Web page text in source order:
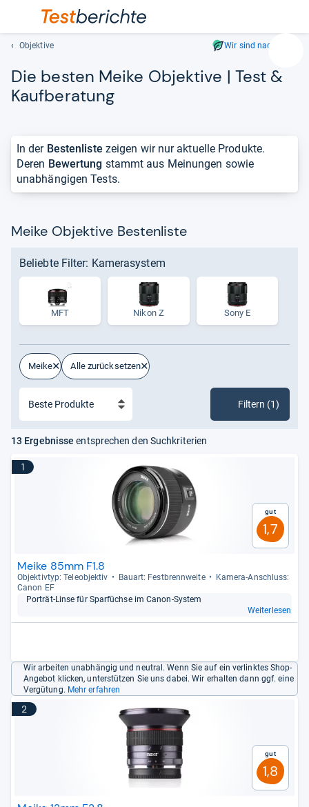
Geben
Objektive Wir sind nachhaltig
Die bes­ten Meike Objek­tive | Test &
Kauf­be­ra­tung
In der Bestenliste zeigen wir nur aktuelle Produkte.
Deren Bewertung stammt aus Meinungen sowie
unabhängigen Tests.
Meike Objektive Bestenliste
Beliebte Filter: Kamerasystem
MFT Nikon Z Sony E
Meike Alle zurücksetzen
Filtern (1)
13 Ergebnisse entsprechen den Suchkriterien
1
Gut
1,7
Meike 85mm F1.8
Objek­tiv­typ: Tele­ob­jek­tiv Bau­art: Fest­brenn­weite
Kamera-​Anschluss:
Canon EF
Por­trät-​Linse für Spar­füchse im Canon-​Sys­tem
Weiterlesen
Wir arbeiten unabhängig und neutral. Wenn Sie auf ein verlinktes Shop-
Angebot klicken, unterstützen Sie uns dabei. Wir erhalten dann ggf. eine
Vergütung. Mehr erfahren
2
Gut
1,8